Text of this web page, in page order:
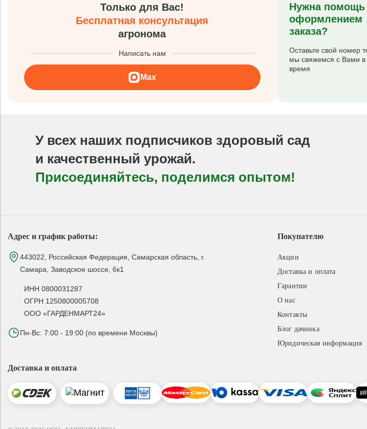
Только для Вас!
Бесплатная консультация
агронома
Написать нам
Max
Нужна помощь
оформлением
заказа?
Оставьте свой номер
мы свяжемся с Вами
время
У всех наших подписчиков здоровый сад
и качественный урожай.
Присоединяйтесь, поделимся опытом!
Адрес и график работы:
443022, Российская Федерация, Самарская область, г.
Самара, Заводское шоссе, 6к1
ИНН 0800031287
ОГРН 1250800005708
ООО «ГАРДЕНМАРТ24»
Пн-Вс: 7:00 - 19:00 (по времени Москвы)
Покупателю
Акции
Доставка и оплата
Гарантии
О нас
Контакты
Блог дачника
Юридическая информация
Доставка и оплата